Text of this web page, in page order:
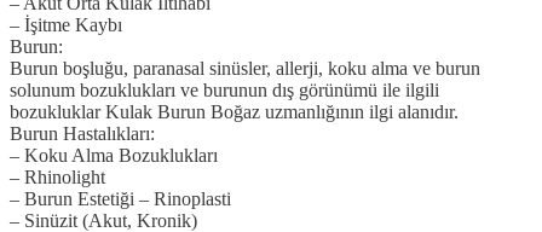
– İşitme Kaybı
Burun:
Burun boşluğu, paranasal sinüsler, allerji, koku alma ve burun
solunum bozuklukları ve burunun dış görünümü ile ilgili
bozukluklar Kulak Burun Boğaz uzmanlığının ilgi alanıdır.
Burun Hastalıkları:
– Koku Alma Bozuklukları
– Rhinolight
– Burun Estetiği – Rinoplasti
– Sinüzit (Akut, Kronik)